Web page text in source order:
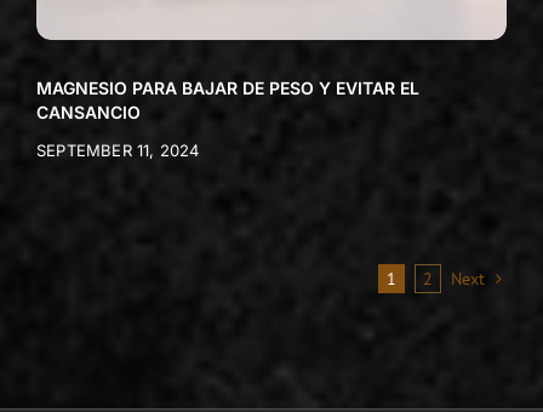
MAGNESIO PARA BAJAR DE PESO Y EVITAR EL
CANSANCIO
SEPTEMBER 11, 2024
1 2 Next